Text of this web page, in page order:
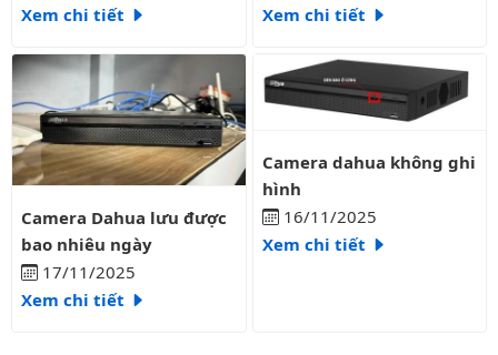
Xem chi tiết
Xem chi tiết
Camera Dahua lưu được bao nhiêu ngày
Camera Dahua lưu được
bao nhiêu ngày
17/11/2025
Xem chi tiết
Camera dahua không ghi hình
Camera dahua không ghi
hình
16/11/2025
Xem chi tiết